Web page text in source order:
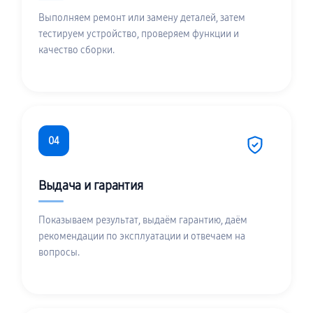
Выполняем ремонт или замену деталей, затем
тестируем устройство, проверяем функции и
качество сборки.
04
Выдача и гарантия
Показываем результат, выдаём гарантию, даём
рекомендации по эксплуатации и отвечаем на
вопросы.